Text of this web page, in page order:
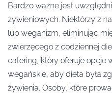
Bardzo ważne jest
żywieniowych. Niektórzy z
lub weganizm, eliminując
zwierzęcego z codziennej
catering, który oferuje opcje
wegańskie, aby dieta była
żywienia. Osoby, które